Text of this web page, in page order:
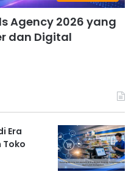
Agency 2026 yang
dan Digital
Era